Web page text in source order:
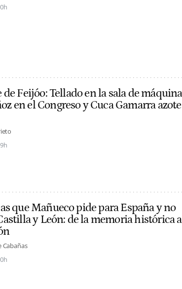
Feijóo: Tellado en la sala de
en el Congreso y Cuca Gamarra
que Mañueco pide para España y no
y León: de la memoria histórica
Cabañas